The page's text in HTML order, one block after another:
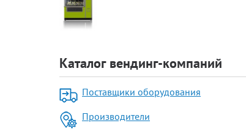
Каталог вендинг-компаний
Поставщики оборудования
Производители